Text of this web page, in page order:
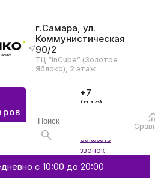
г.Самара, ул.
Коммунистическая
90/2
ТЦ “InCube” (Золотое
Яблоко), 2 этаж
+7
(846)
Заказать
звонок
с 10:00 до 20:00
Аксессуары
и гаджеты